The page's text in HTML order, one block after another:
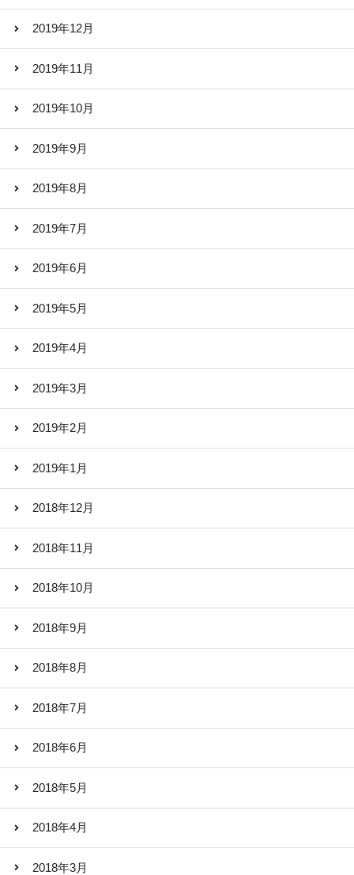
2019年12月
2019年11月
2019年10月
2019年9月
2019年8月
2019年7月
2019年6月
2019年5月
2019年4月
2019年3月
2019年2月
2019年1月
2018年12月
2018年11月
2018年10月
2018年9月
2018年8月
2018年7月
2018年6月
2018年5月
2018年4月
2018年3月